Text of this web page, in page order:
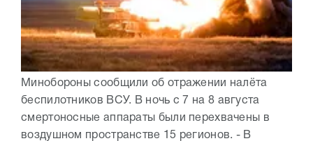
Минобороны сообщили об отражении налёта
беспилотников ВСУ. В ночь с 7 на 8 августа
смертоносные аппараты были перехвачены в
воздушном пространстве 15 регионов. - В